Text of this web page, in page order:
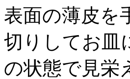
表面の薄皮を
切りしてお皿
の状態で見栄